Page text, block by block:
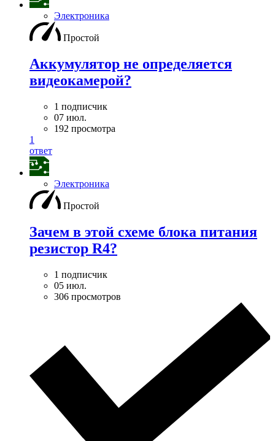
Электроника
Простой
Аккумулятор не определяется
видеокамерой?
1 подписчик
07 июл.
192 просмотра
1
ответ
Электроника
Простой
Зачем в этой схеме блока питания
резистор R4?
1 подписчик
05 июл.
306 просмотров